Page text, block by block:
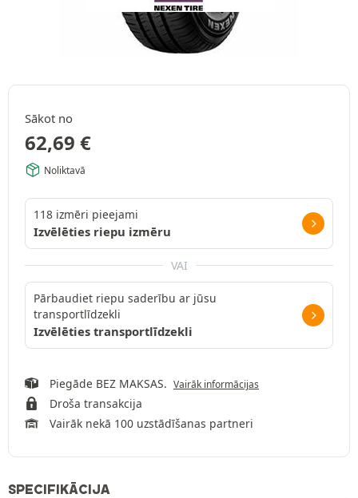
Sākot no
62,69 €
Noliktavā
118 izmēri pieejami
Izvēlēties riepu izmēru
VAI
Pārbaudiet riepu saderību ar jūsu
transportlīdzekli
Izvēlēties transportlīdzekli
Piegāde BEZ MAKSAS. Vairāk informācijas
Droša transakcija
Vairāk nekā 100 uzstādīšanas partneri
SPECIFIKĀCIJA